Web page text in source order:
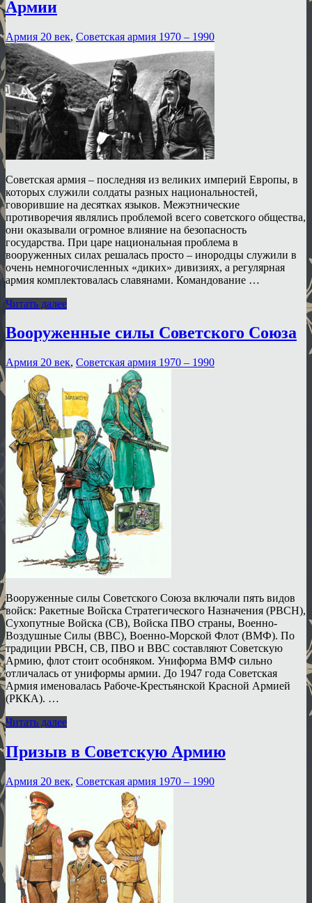
Армии
Армия 20 век, Советская армия 1970 – 1990
Советская армия – последняя из великих империй Европы, в
которых служили солдаты разных национальностей,
говорившие на десятках языков. Межэтнические
противоречия являлись проблемой всего советского общества,
они оказывали огромное влияние на безопасность
государства. При царе национальная проблема в
вооруженных силах решалась просто – инородцы служили в
очень немногочисленных «диких» дивизиях, а регулярная
армия комплектовалась славянами. Командование …
Читать далее
Вооруженные силы Советского Союза
Армия 20 век, Советская армия 1970 – 1990
Вооруженные силы Советского Союза включали пять видов
войск: Ракетные Войска Стратегического Назначения (РВСН),
Сухопутные Войска (СВ), Войска ПВО страны, Военно-
Воздушные Силы (ВВС), Военно-Морской Флот (ВМФ). По
традиции РВСН, СВ, ПВО и ВВС составляют Советскую
Армию, флот стоит особняком. Униформа ВМФ сильно
отличалась от униформы армии. До 1947 года Советская
Армия именовалась Рабоче-Крестьянской Красной Армией
(РККА). …
Читать далее
Призыв в Советскую Армию
Армия 20 век, Советская армия 1970 – 1990